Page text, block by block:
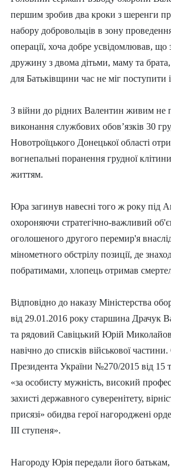
першим зробив два кроки з шеренги
набору добровольців в зону
операції, хоча добре усвідомлював, що
дружину з двома дітьми, маму та брата
для Батьківщини час не міг поступити
З війни до рідних Валентин живим не
виконання службових обов’язків 30
Новотроїцького Донецької області
вогнепальні поранення грудної клітини
життям.
Юра загинув навесні того ж року під
охороняючи стратегічно-важливий
оголошеного другого перемир'я
мінометного обстрілу позиції, де
побратимами, хлопець отримав
Відповідно до наказу Міністерства
від 29.01.2016 року старшина Драчук
та рядовий Савіцький Юрій
навічно до списків військової частини.
Президента України №270/2015 від 15
«за особисту мужність, високий
захисті державного суверенітету,
присязі» обидва герої нагороджені ор
ІІІ ступеня».
Нагороду Юрія передали його батькам,